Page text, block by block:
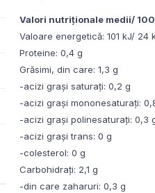
Valori nutriționale medii/
Valoare energetică: 101 kJ/ 24
Proteine: 0,4 g
Grăsimi, din care: 1,3 g
-acizi grași saturați: 0,2 g
-acizi grași mononesaturați:
-acizi grași polinesaturați: 0,3
-acizi grași trans: 0 g
-colesterol: 0 g
Carbohidrați: 2,1 g
-din care zaharuri: 0,3 g